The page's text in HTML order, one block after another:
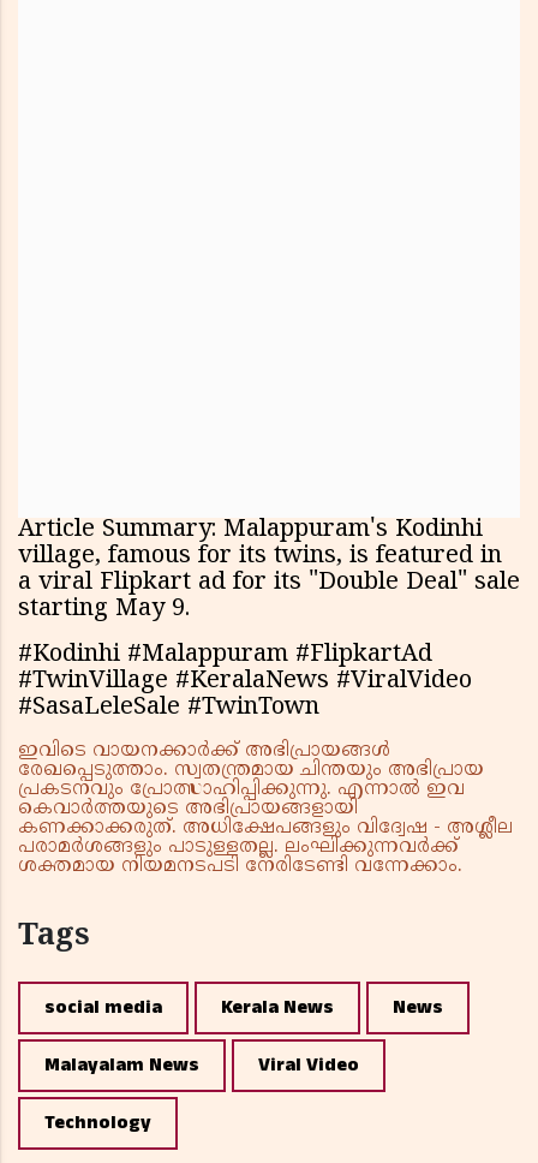
Article Summary: Malappuram's Kodinhi
village, famous for its twins, is featured in
a viral Flipkart ad for its "Double Deal" sale
starting May 9.
#Kodinhi #Malappuram #FlipkartAd
#TwinVillage #KeralaNews #ViralVideo
#SasaLeleSale #TwinTown
ഇവിടെ വായനക്കാർക്ക് അഭിപ്രായങ്ങൾ
രേഖപ്പെടുത്താം. സ്വതന്ത്രമായ ചിന്തയും അഭിപ്രായ
പ്രകടനവും പ്രോത്സാഹിപ്പിക്കുന്നു. എന്നാൽ ഇവ
കെവാർത്തയുടെ അഭിപ്രായങ്ങളായി
കണക്കാക്കരുത്. അധിക്ഷേപങ്ങളും വിദ്വേഷ - അശ്ലീല
പരാമർശങ്ങളും പാടുള്ളതല്ല. ലംഘിക്കുന്നവർക്ക്
ശക്തമായ നിയമനടപടി നേരിടേണ്ടി വന്നേക്കാം.
Tags
social media Kerala News News
Malayalam News Viral Video
Technology